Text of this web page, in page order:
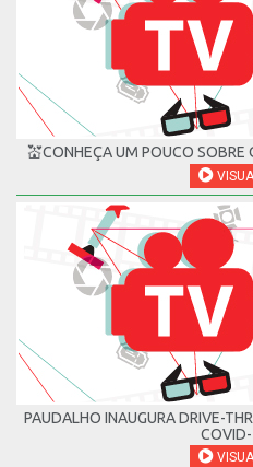
💒CONHEÇA UM POUCO SOBRE
PAUDALHO INAUGURA DRIVE-